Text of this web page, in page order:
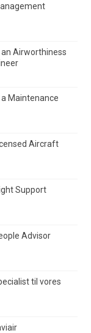
an Airworthiness
Maintenance
Aircraft
Support
Advisor
til vores